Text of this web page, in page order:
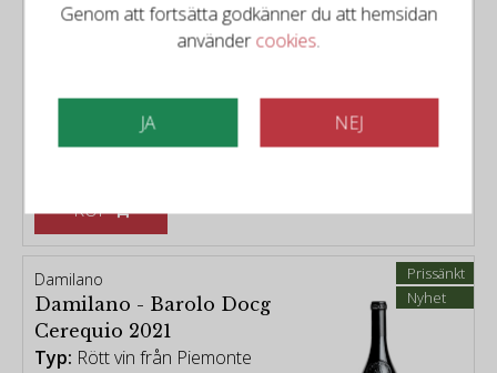
Årgång:2019
1079kr 1199kr
KÖP
Prissänkt
Nyhet
Damilano
Damilano - Barolo Docg
Cerequio 2021
Typ: Rött vin från Piemonte
Genom att fortsätta godkänner du att hemsidan
användercookies.
JA NEJ